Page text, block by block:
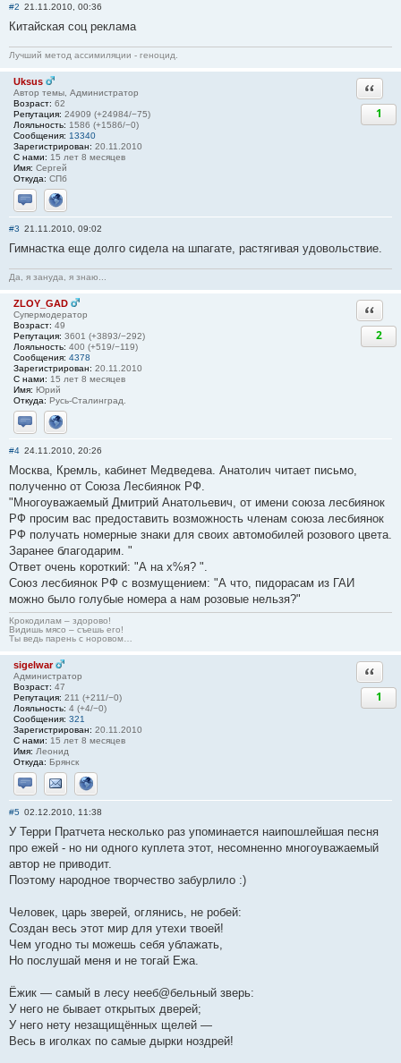
#2 21.11.2010, 00:36
Китайская соц реклама
Лучший метод ассимиляции - геноцид.
Uksus
Автор темы, Администратор
Возраст: 62
Репутация: 24909 (+24984/−75)
Лояльность: 1586 (+1586/−0)
Сообщения: 13340
Зарегистрирован: 20.11.2010
С нами: 15 лет 8 месяцев
Имя: Сергей
Откуда: СПб
Отправить личное сообщение
Сайт
1
#3 21.11.2010, 09:02
Гимнастка еще долго сидела на шпагате, растягивая удовольствие.
Да, я зануда, я знаю...
ZLOY_GAD
Супермодератор
Возраст: 49
Репутация: 3601 (+3893/−292)
Лояльность: 400 (+519/−119)
Сообщения: 4378
Зарегистрирован: 20.11.2010
С нами: 15 лет 8 месяцев
Имя: Юрий
Откуда: Русь-Сталинград.
Отправить личное сообщение
Сайт
2
#4 24.11.2010, 20:26
Москва, Кремль, кабинет Медведева. Анатолич читает письмо,
полученно от Союза Лесбиянок РФ.
"Многоуважаемый Дмитрий Анатольевич, от имени союза лесбиянок
РФ просим вас предоставить возможность членам союза лесбиянок
РФ получать номерные знаки для своих автомобилей розового цвета.
Заранее благодарим. "
Ответ очень короткий: "А на х%я? ".
Союз лесбиянок РФ с возмущением: "А что, пидорасам из ГАИ
можно было голубые номера а нам розовые нельзя?"
Крокодилам – здорово!
Видишь мясо – съешь его!
Ты ведь парень с норовом…
sigelwar
Администратор
Возраст: 47
Репутация: 211 (+211/−0)
Лояльность: 4 (+4/−0)
Сообщения: 321
Зарегистрирован: 20.11.2010
С нами: 15 лет 8 месяцев
Имя: Леонид
Откуда: Брянск
Отправить личное сообщение
Отправить email
Сайт
1
#5 02.12.2010, 11:38
У Терри Пратчета несколько раз упоминается наипошлейшая песня
про ежей - но ни одного куплета этот, несомненно многоуважаемый
автор не приводит.
Поэтому народное творчество забурлило :)
Человек, царь зверей, оглянись, не робей:
Создан весь этот мир для утехи твоей!
Чем угодно ты можешь себя ублажать,
Но послушай меня и не тогай Ежа.
Ёжик — самый в лесу нееб@бельный зверь:
У него не бывает открытых дверей;
У него нету незащищённых щелей —
Весь в иголках по самые дырки ноздрей!